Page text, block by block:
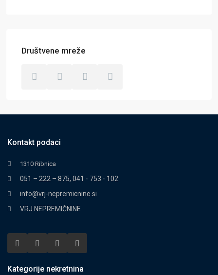
Društvene mreže
Kontakt podaci
1310 Ribnica
051 – 222 – 875, 041 - 753 - 102
info@vrj-nepremicnine.si
VRJ NEPREMIČNINE
Kategorije nekretnina